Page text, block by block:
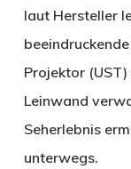
laut Hersteller
Projektor
Leinwand
Seherlebnis
unterwegs.